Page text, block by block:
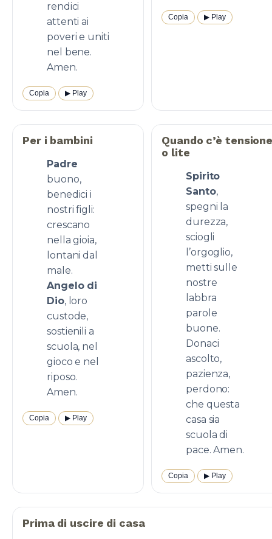
rendici
attenti ai
poveri e uniti
nel bene.
Amen.
Copia ▶︎ Play
Copia ▶︎ Play
Per i bambini
Padre
buono,
benedici i
nostri figli:
crescano
nella gioia,
lontani dal
male.
Angelo di
Dio, loro
custode,
sostienili a
scuola, nel
gioco e nel
riposo.
Amen.
Copia ▶︎ Play
Quando c’è
o lite
Spirito
Santo,
spegni la
durezza,
sciogli
l’orgoglio,
metti sulle
nostre
labbra
parole
buone.
Donaci
ascolto,
pazienza,
perdono:
che questa
casa sia
scuola di
pace. Amen.
Copia ▶︎ Play
Prima di uscire di casa